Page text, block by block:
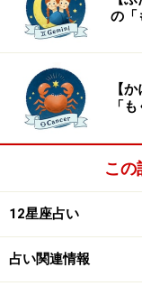
の「
【
「
この
12星座占い
占い関連情報